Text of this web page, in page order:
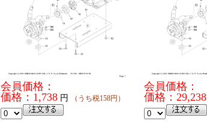
会員価格：
価格：1,738 円 （うち税158円）
会員価格：
価格：29,238